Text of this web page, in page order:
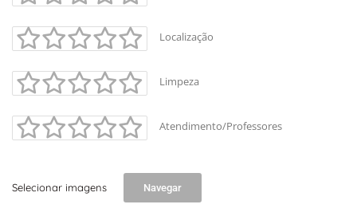
+-
Leaflet
Localização
Limpeza
Atendimento/Professores
Selecionar imagens Navegar